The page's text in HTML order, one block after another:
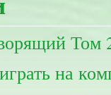
Том
на